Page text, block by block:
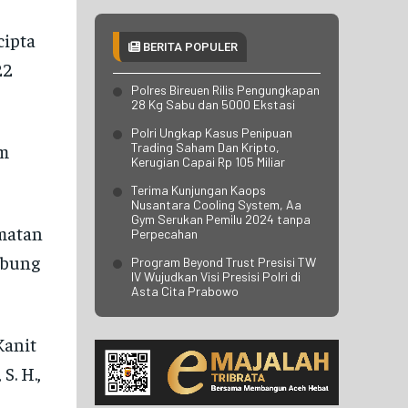
RO OPS
RO RENA
RO SDM
BID PROPAM
BID DOKKES
POLRESTA
POLRES ACEH BESAR
POLRES PIDIE
POLRES PIDIE JAYA
RO OPS
RO RENA
RO SDM
BID PROPAM
BID DOKKES
POLRESTA
POLRES ACEH BESAR
POLRES PIDIE
POLRES PIDIE JAYA
H.,
BERITA POPULER
Polres Bireuen Rilis Pengungkapan
28 Kg Sabu dan 5000 Ekstasi
Polri Ungkap Kasus Penipuan
Trading Saham Dan Kripto,
Kerugian Capai Rp 105 Miliar
Terima Kunjungan Kaops
Nusantara Cooling System, Aa
Gym Serukan Pemilu 2024 tanpa
Perpecahan
Program Beyond Trust Presisi TW
IV Wujudkan Visi Presisi Polri di
Asta Cita Prabowo